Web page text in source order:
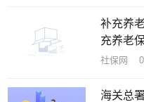
补充养
充养老
社保网
海关总